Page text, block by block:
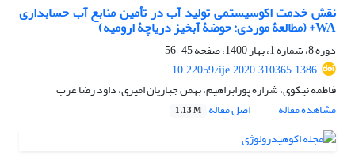
نقش خدمت اکوسیستمی تولید آب در تأمین منابع آب حسابداری
WA+ (مطالعۀ موردی: حوضۀ آبخیز دریاچۀ ارومیه)
دوره 8، شماره 1، بهار 1400، صفحه
45-56
10.22059/ije.2020.310365.1386
فاطمه نیکوی، شراره پورابراهیم، بهمن جباریان امیری، داود رضا عرب
مشاهده مقاله
اصل مقاله 1.13 M